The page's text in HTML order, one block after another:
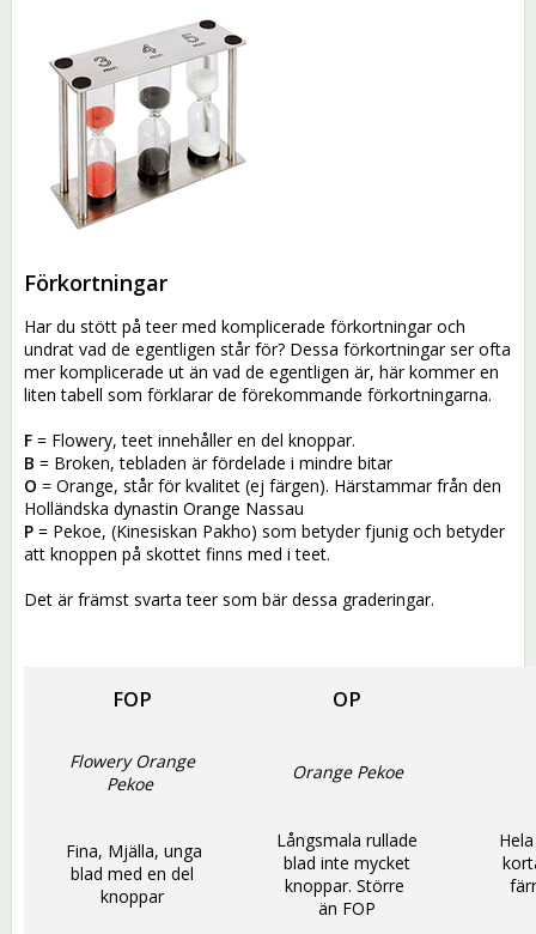
Förkortningar
Har du stött på teer med komplicerade förkortningar och
undrat vad de egentligen står för? Dessa förkortningar ser ofta
mer komplicerade ut än vad de egentligen är, här kommer en
liten tabell som förklarar de förekommande förkortningarna.
F = Flowery, teet innehåller en del knoppar.
B = Broken, tebladen är fördelade i mindre bitar
O = Orange, står för kvalitet (ej färgen). Härstammar från den
Holländska dynastin Orange Nassau
P = Pekoe, (Kinesiskan Pakho) som betyder fjunig och betyder
att knoppen på skottet finns med i teet.
Det är främst svarta teer som bär dessa graderingar.
FOP OP
Flowery Orange
Pekoe
Orange Pekoe
Fina, Mjälla, unga
blad med en del
knoppar
Långsmala rullade
blad inte mycket
knoppar. Större
än FOP